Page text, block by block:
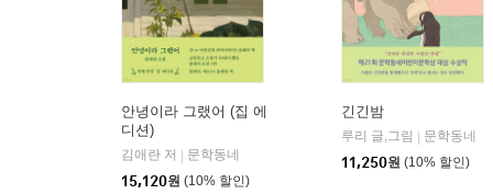
안녕이라 그랬어 (집 에
디션)
김애란 저
문학동네
15,120원 (10% 할인)
긴긴밤
루리 글,그림
문학동네
11,250원 (10% 할인)